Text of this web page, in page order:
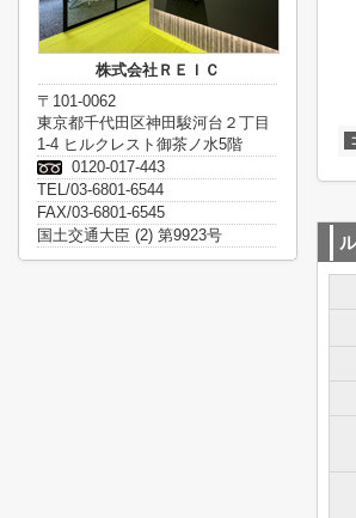
株式会社ＲＥＩＣ
〒101-0062
東京都千代田区神田駿河台２丁目
1-4 ヒルクレスト御茶ノ水5階
0120-017-443
TEL/03-6801-6544
FAX/03-6801-6545
国土交通大臣 (2) 第9923号